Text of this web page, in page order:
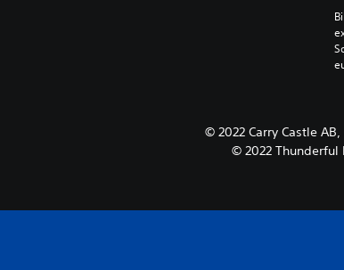
© 2022 Carry Castle
© 2022 Thunderful